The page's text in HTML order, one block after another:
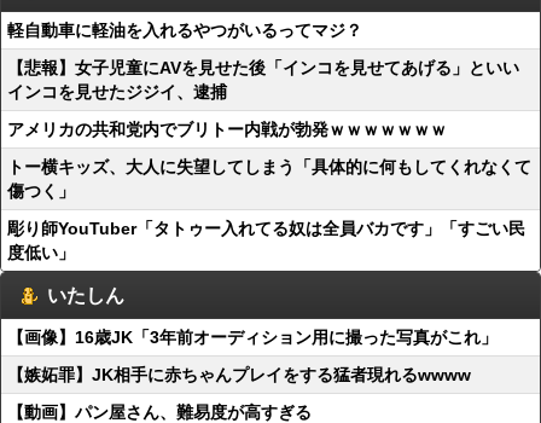
軽自動車に軽油を入れるやつがいるってマジ？
【悲報】女子児童にAVを見せた後「インコを見せてあげる」といい
インコを見せたジジイ、逮捕
アメリカの共和党内でブリトー内戦が勃発ｗｗｗｗｗｗｗ
トー横キッズ、大人に失望してしまう「具体的に何もしてくれなくて
傷つく」
彫り師YouTuber「タトゥー入れてる奴は全員バカです」「すごい民
度低い」
いたしん
【画像】16歳JK「3年前オーディション用に撮った写真がこれ」
【嫉妬罪】JK相手に赤ちゃんプレイをする猛者現れるwwww
【動画】パン屋さん、難易度が高すぎる